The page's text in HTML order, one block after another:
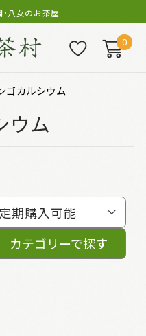
八女のお茶屋
0
ゴカルシウム
ウム
定期購入可能
カテゴリーで探す